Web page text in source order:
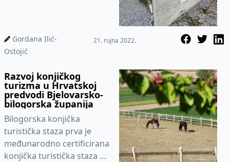
Gordana Ilić-
Ostojić
21. rujna 2022.
Razvoj konjičkog
turizma u Hrvatskoj
predvodi Bjelovarsko-
bilogorska županija
Bilogorska konjička
turistička staza prva je
međunarodno certificirana
konjička turistička staza u